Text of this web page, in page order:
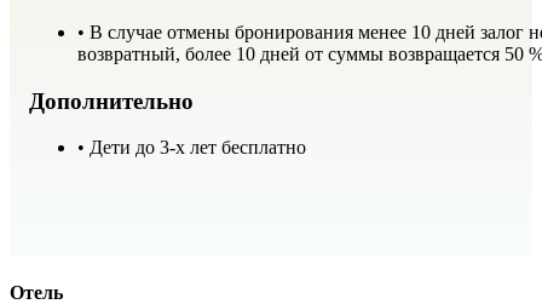
• В случае отмены бронирования менее 10 дней залог
возвратный, более 10 дней от суммы возвращается 50
Дополнительно
• Дети до 3-х лет бесплатно
Отель